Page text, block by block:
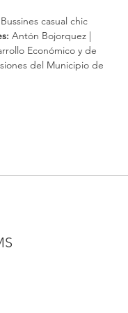
Bussines casual chic
Antón Bojorquez |
Económico y de
del Municipio de